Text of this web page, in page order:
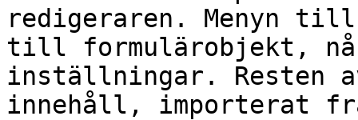
redigeraren. Menyn
till formulärobjekt, nå
inställningar. Resten
innehåll, importerat